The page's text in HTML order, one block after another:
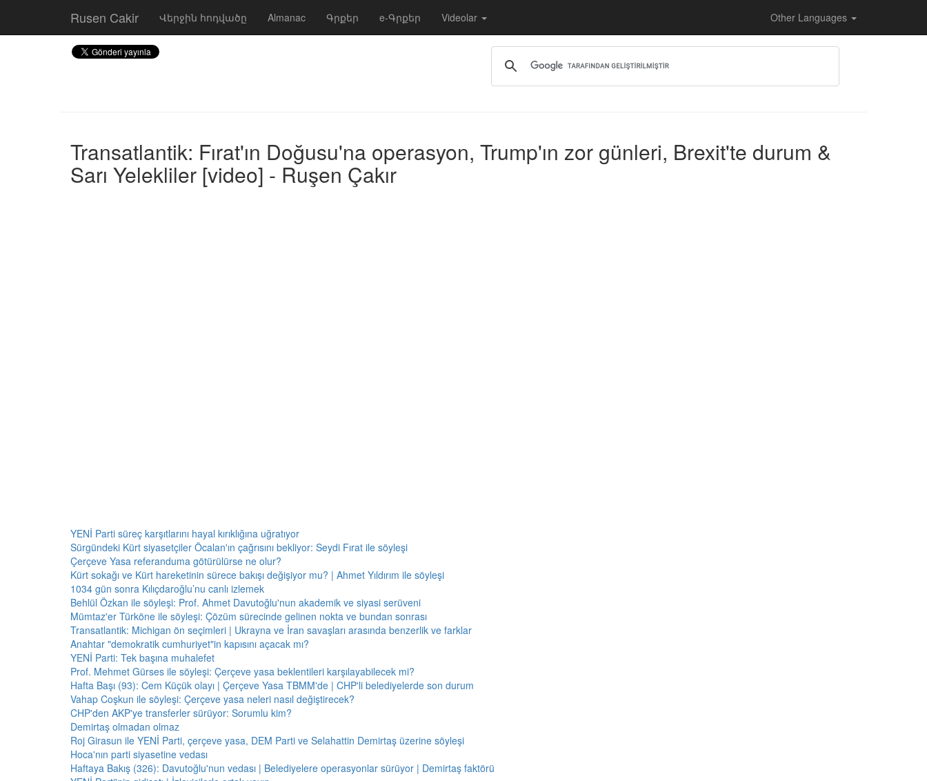
Rusen Cakir Վերջին հոդվածը Almanac Գրքեր e-Գրքեր Videolar Other Languages
Transatlantik: Fırat'ın Doğusu'na operasyon, Trump'ın zor günleri, Brexit'te durum &
Sarı Yelekliler [video] - Ruşen Çakır
YENİ Parti süreç karşıtlarını hayal kırıklığına uğratıyor
Sürgündeki Kürt siyasetçiler Öcalan'ın çağrısını bekliyor: Seydi Fırat ile söyleşi
Çerçeve Yasa referanduma götürülürse ne olur?
Kürt sokağı ve Kürt hareketinin sürece bakışı değişiyor mu? | Ahmet Yıldırım ile söyleşi
1034 gün sonra Kılıçdaroğlu’nu canlı izlemek
Behlül Özkan ile söyleşi: Prof. Ahmet Davutoğlu'nun akademik ve siyasi serüveni
Mümtaz'er Türköne ile söyleşi: Çözüm sürecinde gelinen nokta ve bundan sonrası
Transatlantik: Michigan ön seçimleri | Ukrayna ve İran savaşları arasında benzerlik ve farklar
Anahtar "demokratik cumhuriyet"in kapısını açacak mı?
YENİ Parti: Tek başına muhalefet
Prof. Mehmet Gürses ile söyleşi: Çerçeve yasa beklentileri karşılayabilecek mi?
Hafta Başı (93): Cem Küçük olayı | Çerçeve Yasa TBMM'de | CHP'li belediyelerde son durum
Vahap Coşkun ile söyleşi: Çerçeve yasa neleri nasıl değiştirecek?
CHP'den AKP'ye transferler sürüyor: Sorumlu kim?
Demirtaş olmadan olmaz
Roj Girasun ile YENİ Parti, çerçeve yasa, DEM Parti ve Selahattin Demirtaş üzerine söyleşi
Hoca'nın parti siyasetine vedası
Haftaya Bakış (326): Davutoğlu'nun vedası | Belediyelere operasyonlar sürüyor | Demirtaş faktörü